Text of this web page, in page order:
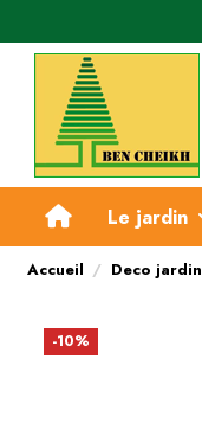
Le jardin
Accueil Deco jardin
-10%